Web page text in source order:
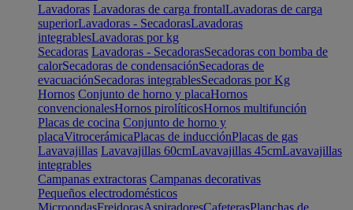
Lavadoras Lavadoras de carga frontalLavadoras de carga
superiorLavadoras - SecadorasLavadoras
integrablesLavadoras por kg
Secadoras Lavadoras - SecadorasSecadoras con bomba de
calorSecadoras de condensaciónSecadoras de
evacuaciónSecadoras integrablesSecadoras por Kg
Hornos Conjunto de horno y placaHornos
convencionalesHornos pirolíticosHornos multifunción
Placas de cocina Conjunto de horno y
placaVitrocerámicaPlacas de inducciónPlacas de gas
Lavavajillas Lavavajillas 60cmLavavajillas 45cmLavavajillas
integrables
Campanas extractoras Campanas decorativas
Pequeños electrodomésticos
MicroondasFreidorasAspiradoresCafeterasPlanchas de